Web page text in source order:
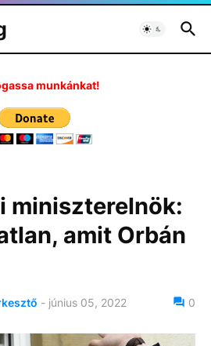
munkánkat!
miniszterelnök:
amit Orbán
- június 05, 2022 0